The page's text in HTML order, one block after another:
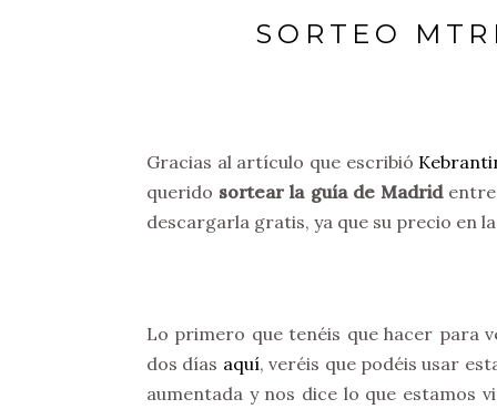
SORTEO
Gracias al artículo que escribió
querido sortear la guía de Madridentre
descargarla gratis, ya que su precio en
Lo primero que tenéis que hacer para
dos días aquí, veréis que podéis usar
aumentada y nos dice lo que estamos